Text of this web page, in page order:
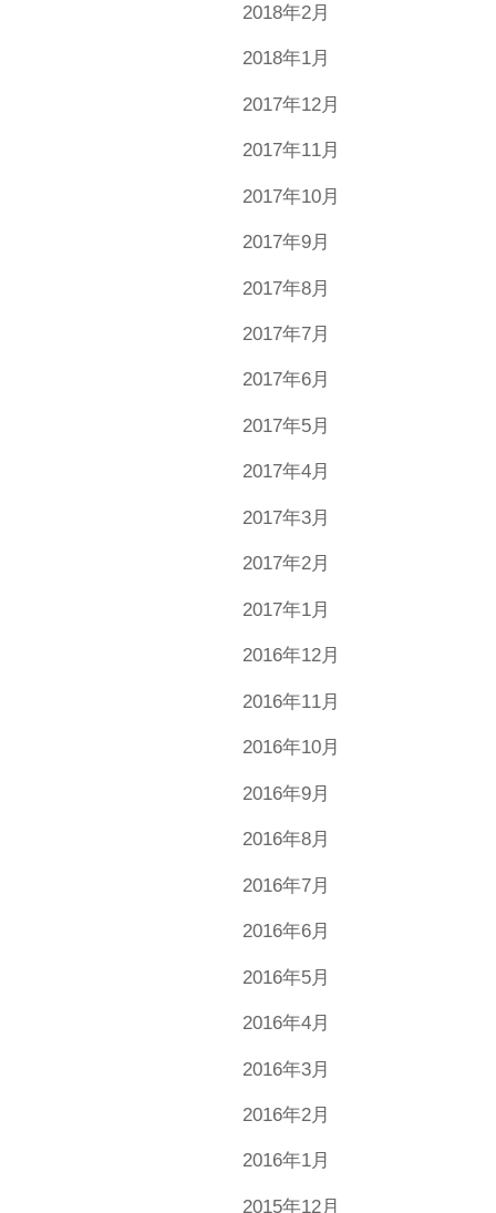
2018年2月
2018年1月
2017年12月
2017年11月
2017年10月
2017年9月
2017年8月
2017年7月
2017年6月
2017年5月
2017年4月
2017年3月
2017年2月
2017年1月
2016年12月
2016年11月
2016年10月
2016年9月
2016年8月
2016年7月
2016年6月
2016年5月
2016年4月
2016年3月
2016年2月
2016年1月
2015年12月